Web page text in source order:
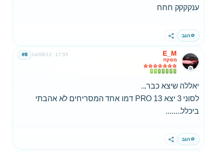
ענקקקק חחח
הגב שתף
E_M
מפקח
14/08/12 17:55
#8
יאללה שיצא כבר...
לסוני 3 יצא PRO 13 דמו אחד המסריחים לא אהבתי
ביכלל........
הגב שתף